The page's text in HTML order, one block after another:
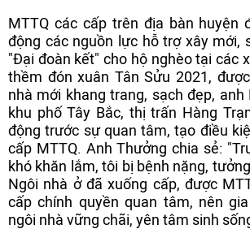
MTTQ các cấp trên địa bàn huyện
động các nguồn lực hỗ trợ xây mới,
"Đại đoàn kết" cho hộ nghèo tại các
thềm đón xuân Tân Sửu 2021,
nhà mới khang trang, sạch đẹp, anh
khu phố Tây Bắc, thị trấn Hàng
động trước sự quan tâm, tạo điều
cấp MTTQ. Anh Thưởng chia sẻ:
khó khăn lắm, tôi bị bệnh nặng,
Ngôi nhà ở đã xuống cấp, được
cấp chính quyền quan tâm, nên
ngôi nhà vững chãi, yên tâm sinh